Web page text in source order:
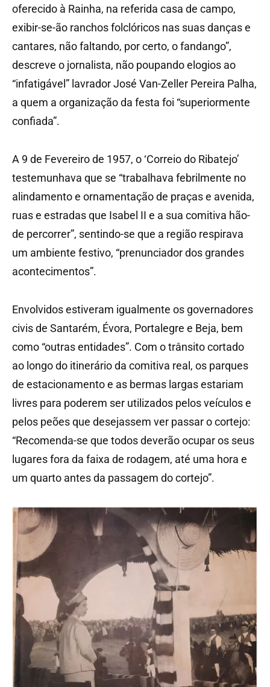
oferecido à Rainha, na referida casa de campo,
exibir-se-ão ranchos folclóricos nas suas danças e
cantares, não faltando, por certo, o fandango”,
descreve o jornalista, não poupando elogios ao
“infatigável” lavrador José Van-Zeller Pereira Palha,
a quem a organização da festa foi “superiormente
confiada”.
A 9 de Fevereiro de 1957, o ‘Correio do Ribatejo’
testemunhava que se “trabalhava febrilmente no
alindamento e ornamentação de praças e avenida,
ruas e estradas que Isabel II e a sua comitiva hão-
de percorrer”, sentindo-se que a região respirava
um ambiente festivo, “prenunciador dos grandes
acontecimentos”.
Envolvidos estiveram igualmente os governadores
civis de Santarém, Évora, Portalegre e Beja, bem
como “outras entidades”. Com o trânsito cortado
ao longo do itinerário da comitiva real, os parques
de estacionamento e as bermas largas estariam
livres para poderem ser utilizados pelos veículos e
pelos peões que desejassem ver passar o cortejo:
“Recomenda-se que todos deverão ocupar os seus
lugares fora da faixa de rodagem, até uma hora e
um quarto antes da passagem do cortejo”.